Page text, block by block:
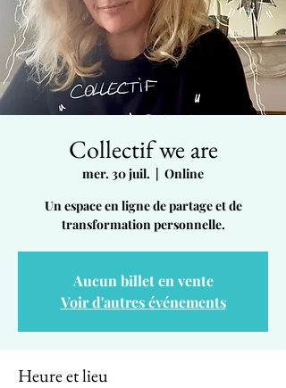
Collectif we are
mer. 30 juil.
  |
Online
Un espace en ligne de partage et de
transformation personnelle.
Aucun billet en vente
Voir d'autres événements
Heure et lieu